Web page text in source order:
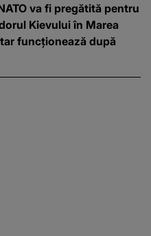
va fi pregătită pentru
Kievului în Marea
funcționează după